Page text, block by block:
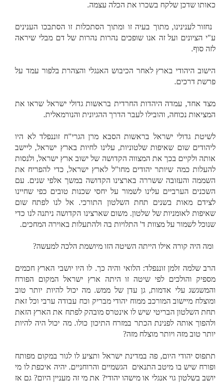
כאותו שדכן שלקח בשכרו את הכלה עצמה.
נחזור לענינינו, מתוך בעיה זו ומתוך הסתכלות זו הסתבכו הענינים
ע"י הציונים ועל זה אנו שופכים נהרות נהרות של דם מבלי שיראה
לזה סוף.
הישוב היהודי בארץ לאחר הכיבוש האנגלי והצהרת בלפור עמד על
פרשת דרכים.
מצד אחד, עמדה היהדות החרדית בראשות גדולי ישראל שראו את
המציאות נכוחה, והובילו לעבר הדרך ההגיונית והנורמאלית.
לשיטת גדולי ישראל בראשות הסבא מרן הגרי"ח זוננפלד לא היו
ליהודים שום שאיפות שלטוניות, עלינו לחיות בארץ ישראל, ליישב
אותה ולקיים בכך את המצווה הקדושה של ישוב ארץ ישראל, ולנסות
להעלות כמה שיותר יהודים מחו"ל לארץ ישראל, כדי להפריח את
השממה והעזובה ששררה בארצינו הקדושה במשך אלפי שנים. עם
השכנים הערביים עלינו לשמור על יחסי שכנות טובים כפי שחיינו
לצידם מאות בשנים תחת השלטון התורכי. אל לנו לפתח שום
שאיפות לאומניות של שלטון. משום שארצינו הקדושה ניתנה לנו כדי
שנוכל לשמור על מצוות ד' התלויות בה ולהתעלות באוירה המחכים.
ומה היה קורה אילו הייתה השיטה הזו מיושמת הלכה למעשה?
הרב שלמה זלמן זוננפלד: הלואי והיה כך. לו היו יושבי הארץ חכמים
מספיק והולכים לפי שיטה זו היתה ארץ ישראל המקום הפורח
והמשגשג עלי אדמות, גן עדן של ממש. מה יכול להיות יותר טוב
ומוצלח מיישוב המורכב ממוח יהודי מבריק וכח עבודה ערבי וכל זאת
תחת השלטון הבריטי שיש לו אינטרס מובהק לפתח את הארץ הזאת
ולהפוך אותה לפנינת הכתר במזרח התיכון כולו. מה יכול היה להיות
יותר טוב מזה ויותר מוצלח מזה?
תתפוס יהודי היום, פה במדינת ישראל ותציע לו לגור במקום מפותח
ופורח שיש בו מיטב התנאים
הגשמיים והרוחניים. יהיה איכפת לו מי
יושב בשלטון גוי אנגלי או מישהו יהודי? את מי זה מעניין היום? גם אז